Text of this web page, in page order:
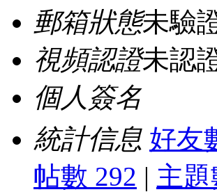
郵箱狀態未驗
視頻認證未認
個人簽名
統計信息 好友
帖數 292 | 主題